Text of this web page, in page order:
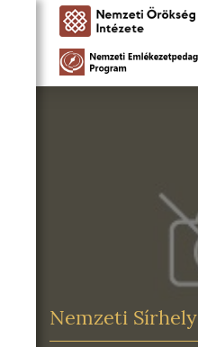
Nemzeti Sírhely